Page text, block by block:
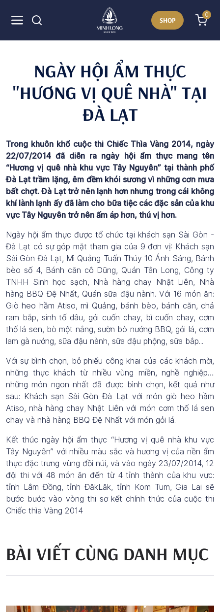
SHOP
0
NGÀY HỘI ẨM THỰC
"HƯƠNG VỊ QUÊ NHÀ" TẠI
ĐÀ LẠT
Trong khuôn khổ cuộc thi Chiếc Thìa Vàng 2014, ngày
22/07/2014 đã diễn ra ngày hội ẩm thực mang tên
“Hương vị quê nhà khu vực Tây Nguyên” tại thành phố
Đà Lạt trầm lặng, êm đềm khói sương vì những cơn mưa
bất chợt. Đà Lạt trở nên lạnh hơn nhưng trong cái không
khí lành lạnh ấy đã làm cho bữa tiệc các đặc sản của khu
vực Tây Nguyên trở nên ấm áp hơn, thú vị hơn.
Ngày hội ẩm thực được tổ chức tại khách sạn Sài Gòn -
Đà Lạt có sự góp mặt tham gia của 9 đơn vị: Khách sạn
Sài Gòn Đà Lạt, Mì Quảng Tuấn Thúy 10 Ánh Sáng, Bánh
bèo số 4, Bánh căn cô Dũng, Quán Tân Long, Công ty
TNHH Sinh học sạch, Nhà hàng chay Nhật Liên, Nhà
hàng BBQ Đệ Nhất, Quán sữa đậu nành. Với 16 món ăn:
Giò heo hầm Atiso, mì Quảng, bánh bèo, bánh căn, chả
ram bắp, sinh tố dâu, gỏi cuốn chay, bì cuốn chay, cơm
thố lá sen, bò một nắng, sườn bò nướng BBQ, gỏi lá, cơm
lam gà nướng, sữa đậu nành, sữa đậu phộng, sữa bắp...
Với sự bình chọn, bỏ phiếu công khai của các khách mời,
những thực khách từ nhiều vùng miền, nghề nghiệp…
những món ngon nhất đã được bình chọn, kết quả như
sau: Khách sạn Sài Gòn Đà Lạt với món giò heo hầm
Atiso, nhà hàng chay Nhật Liên với món cơm thố lá sen
chay và nhà hàng BBQ Đệ Nhất với món gỏi lá.
Kết thúc ngày hội ẩm thực “Hương vị quê nhà khu vực
Tây Nguyên” với nhiều màu sắc và hương vị của nền ẩm
thực đặc trưng vùng đồi núi, và vào ngày 23/07/2014, 12
đội thi với 48 món ăn đến từ 4 tỉnh thành của khu vực:
tỉnh Lâm Đồng, tỉnh ĐăkLăk, tỉnh Kom Tum, Gia Lai sẽ
bước bước vào vòng thi sơ kết chính thức của cuộc thi
Chiếc thìa Vàng 2014
BÀI VIẾT CÙNG DANH MỤC